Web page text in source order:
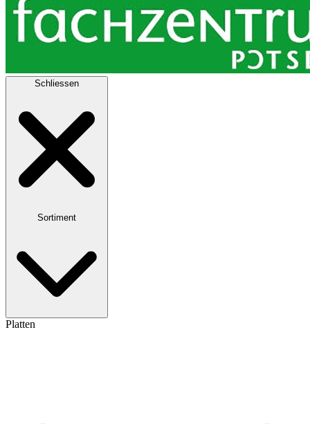
Schliessen
Sortiment
Platten